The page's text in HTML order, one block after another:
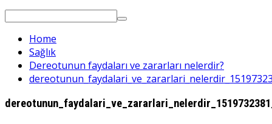
Search
Home
Sağlık
Dereotunun faydaları ve zararları nelerdir?